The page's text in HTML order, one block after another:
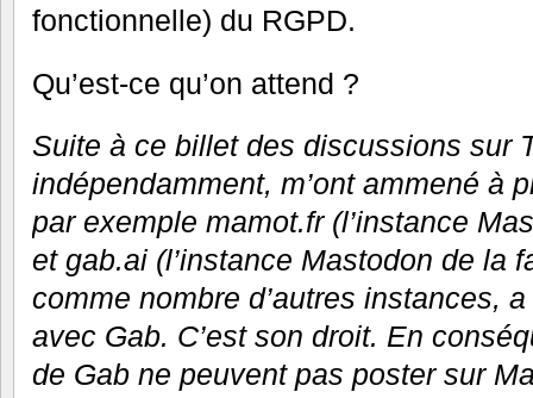
fonctionnelle) du RGPD.
Qu’est-ce qu’on attend ?
Suite à ce billet des discussions sur
indépendamment, m’ont ammené à
par exemple mamot.fr (l’instance
et gab.ai (l’instance Mastodon de la
comme nombre d’autres instances,
avec Gab. C’est son droit. En
de Gab ne peuvent pas poster sur